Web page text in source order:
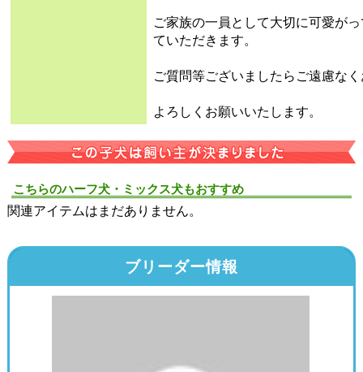
ご家族の一員として大切に可愛が
ていただきます。
ご質問等ございましたらご遠慮な
よろしくお願いいたします。
こちらのハーフ犬・ミックス犬もおすすめ
関連アイテムはまだありません。
ブリーダー情報